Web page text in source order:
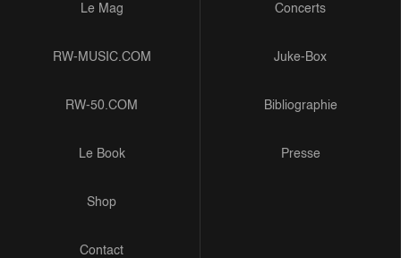
Le Mag
RW-MUSIC.COM
RW-50.COM
Le Book
Shop
Contact
Concerts
Juke-Box
Bibliographie
Presse